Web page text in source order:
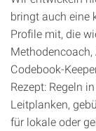
bringt auch eine
Profile mit, die
Codebook-
Rezept: Regeln
Leitplanken,
für lokale oder